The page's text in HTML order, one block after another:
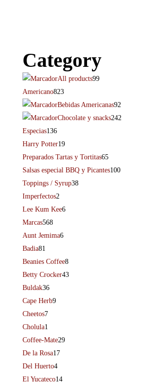
Category
All products99
Americano823
Bebidas Americanas92
Chocolate y snacks242
Especias136
Harry Potter19
Preparados Tartas y Tortitas65
Salsas especial BBQ y Picantes100
Toppings / Syrup38
Imperfectos2
Lee Kum Kee6
Marcas568
Aunt Jemima6
Badia81
Beanies Coffee8
Betty Crocker43
Buldak36
Cape Herb9
Cheetos7
Cholula1
Coffee-Mate29
De la Rosa17
Del Huerto4
El Yucateco14